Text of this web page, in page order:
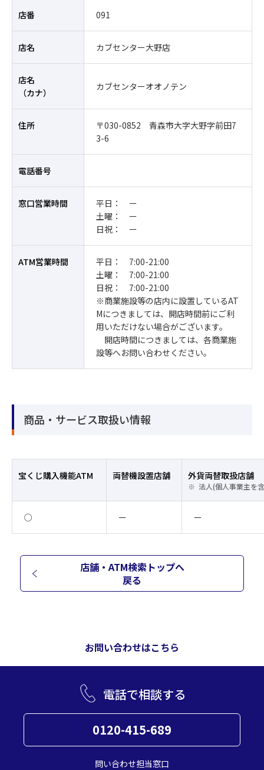
店番 091
店名 カブセンター大野店
店名
（カナ）
カブセンターオオノテン
住所
〒030-0852 青森市大字大野字前田7
3-6
電話番号
窓口営業時間
平日： ー
土曜： ー
日祝： ー
ATM営業時間
平日： 7:00-21:00
土曜： 7:00-21:00
日祝： 7:00-21:00
※商業施設等の店内に設置しているAT
Mにつきましては、開店時間前にご利
用いただけない場合がございます。
開店時間につきましては、各商業施
設等へお問い合わせください。
商品・サービス取扱い情報
宝くじ購入機能ATM 両替機設置店舗 外貨両替取扱店舗
法人(個人事業主を
○ ー ー
店舗・ATM検索トップへ
戻る
お問い合わせはこちら
電話で相談する
0120-415-689
問い合わせ担当窓口